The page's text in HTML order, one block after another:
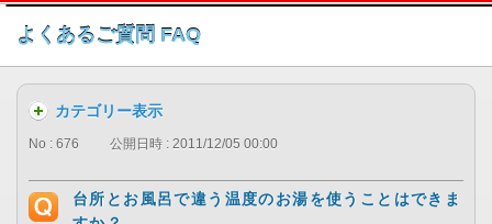
このページの本文へ
よくあるご質問 FAQ
カテゴリー表示
No : 676 公開日時 : 2011/12/05 00:00
台所とお風呂で違う温度のお湯を使うことはできま